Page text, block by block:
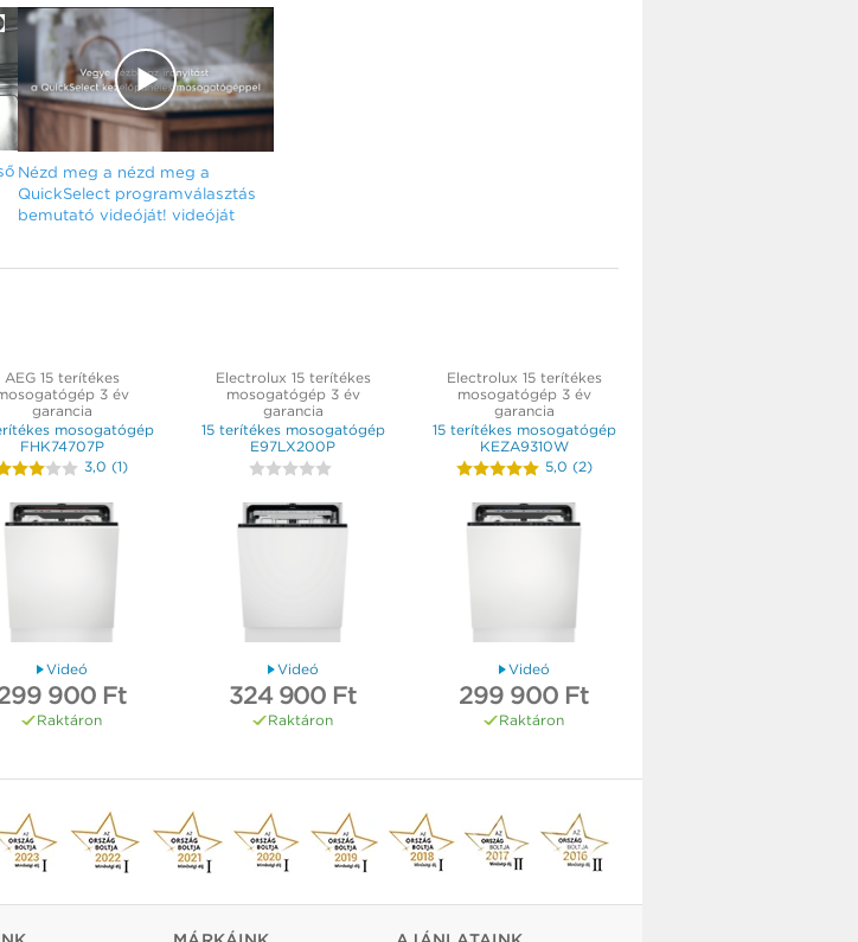
Nézd meg a nézd meg a
QuickSelect programválasztás
bemutató videóját! videóját
AEG 15 terítékes
3 év
garancia
mosogatógép
FHK74707P
3,0 (1)
Videó
900 Ft
Raktáron
Electrolux 15 terítékes
mosogatógép 3 év
garancia
15 terítékes mosogatógép
E97LX200P
Videó
324 900 Ft
Raktáron
Electrolux 15 terítékes
mosogatógép 3 év
garancia
15 terítékes mosogatógép
KEZA9310W
5,0 (2)
Videó
299 900 Ft
Raktáron